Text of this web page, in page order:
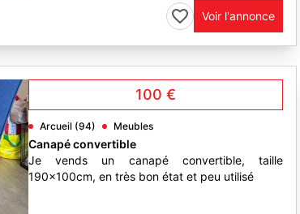
Voir l'annonce
100 €
Arcueil (94) Meubles
Canapé convertible
Je vends un canapé convertible, taille
190x100cm, en très bon état et peu utilisé